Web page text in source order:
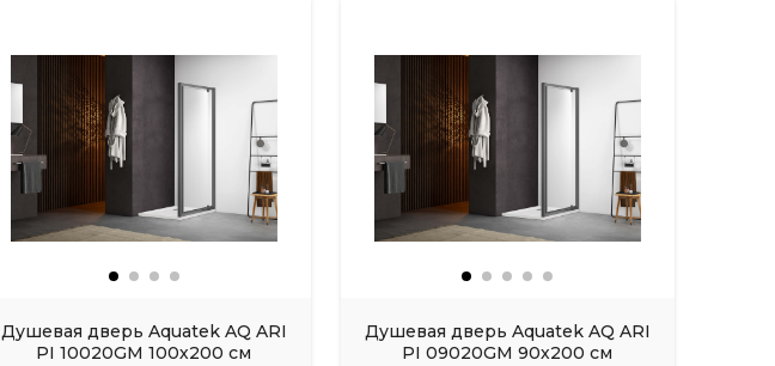
Душевая дверь Aquatek AQ ARI
PI 10020GM 100х200 см
Душевая дверь Aquatek AQ ARI
PI 09020GM 90х200 см